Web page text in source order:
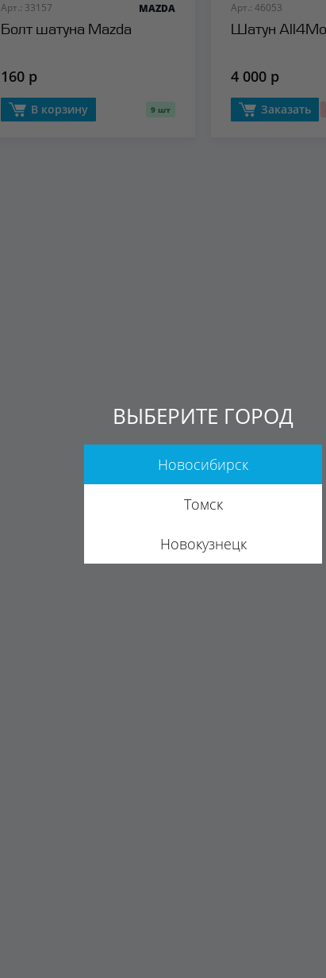
Арт.: 33157
Болт шатуна Mazda
MAZDA
160 р
В корзину 9 шт
Арт.: 46053
Шатун
4 000 р
Заказать
ВЫБЕРИТЕ ГОРОД
Новосибирск
Томск
Новокузнецк